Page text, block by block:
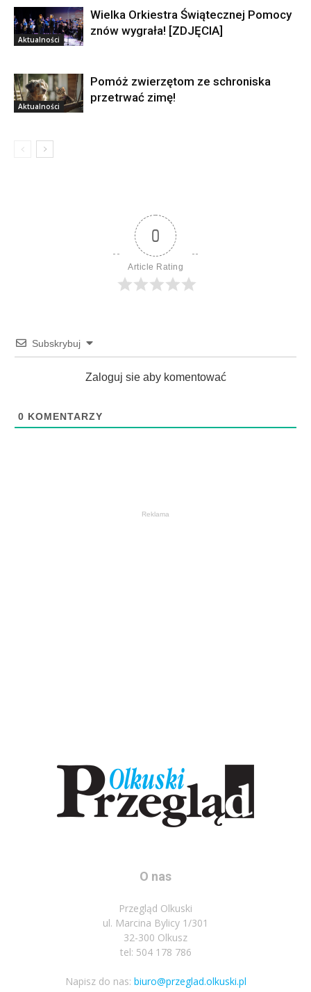
Aktualności
Wielka Orkiestra Świątecznej Pomocy
znów wygrała! [ZDJĘCIA]
Aktualności
Pomóż zwierzętom ze schroniska
przetrwać zimę!
0
Article Rating
Subskrybuj
Zaloguj sie aby komentować
0 KOMENTARZY
Reklama
O nas
Przegląd Olkuski
ul. Marcina Bylicy 1/301
32-300 Olkusz
tel: 504 178 786
Napisz do nas: biuro@przeglad.olkuski.pl